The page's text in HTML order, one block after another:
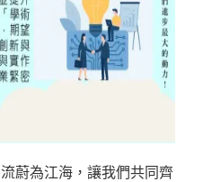
蔚為江海， 讓我們共同齊